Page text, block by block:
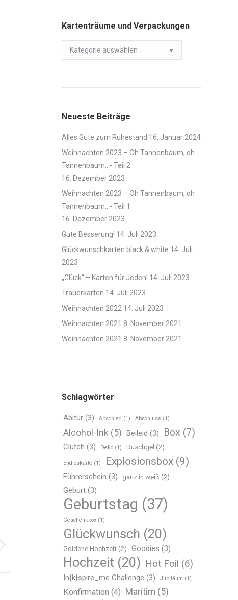
Kartenträume und Verpackungen
Kartenträume
und
Neueste Beiträge
Alles Gute zum Ruhestand 16. Januar 2024
Weihnachten 2023 – Oh Tannenbaum, oh
Tannenbaum…- Teil 2
16. Dezember 2023
Weihnachten 2023 – Oh Tannenbaum, oh
Tannenbaum…- Teil 1
16. Dezember 2023
Gute Besserung! 14. Juli 2023
Glückwunschkarten black & white 14. Juli
2023
„Glück“ – Karten für Jeden! 14. Juli 2023
Trauerkarten 14. Juli 2023
Weihnachten 2022 14. Juli 2023
Weihnachten 2021 8. November 2021
Weihnachten 2021 8. November 2021
Schlagwörter
Abitur (3) Abschied (1) Abschluss (1)
Alcohol-Ink (5) Beileid (3) Box (7)
Clutch (3) Deko (1) Duschgel (2)
Endloskarte (1) Explosionsbox (9)
Führerschein (3) ganz in weiß (2)
Geburt (3)
Geburtstag (37)
Geschenkbox (1)
Glückwunsch (20)
Goldene Hochzeit (2) Goodies (3)
Hochzeit (20) Hot Foil (6)
In{k}spire_me Challenge (3) Jubiläum (1)
Konfirmation (4) Maritim (5)